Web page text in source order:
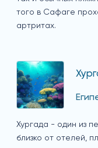
того в Сафаге
артритах.
Хургада - один из
близко от отелей,